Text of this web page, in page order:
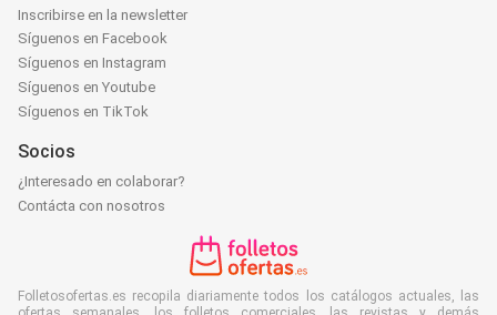
Inscribirse en la newsletter
Síguenos en Facebook
Síguenos en Instagram
Síguenos en Youtube
Síguenos en TikTok
Socios
¿Interesado en colaborar?
Contácta con nosotros
Folletosofertas.es recopila diariamente todos los catálogos actuales, las